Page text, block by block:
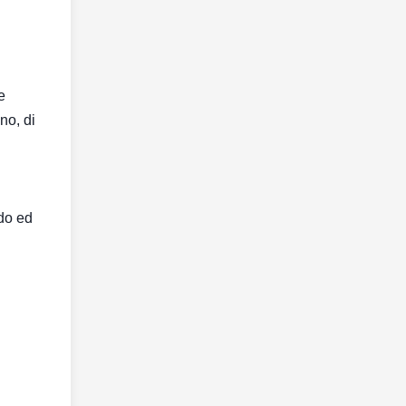
di
ed